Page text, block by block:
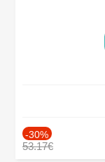
-30%
53.17€